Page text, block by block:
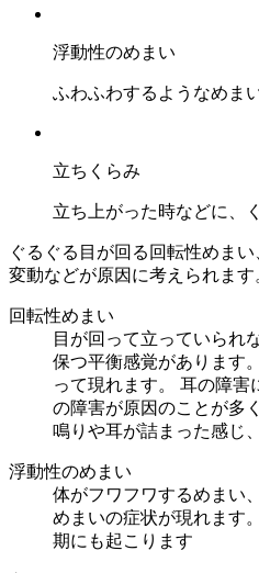
浮動性のめまい
ふわふわするようなめま
立ちくらみ
立ち上がった時などに、
ぐるぐる目が回る回転性めま
変動などが原因に考えられます
回転性めまい
目が回って立っていられ
保つ平衡感覚があります
って現れます。 耳の障
の障害が原因のことが多
鳴りや耳が詰まった感じ
浮動性のめまい
体がフワフワするめまい
めまいの症状が現れます
期にも起こります